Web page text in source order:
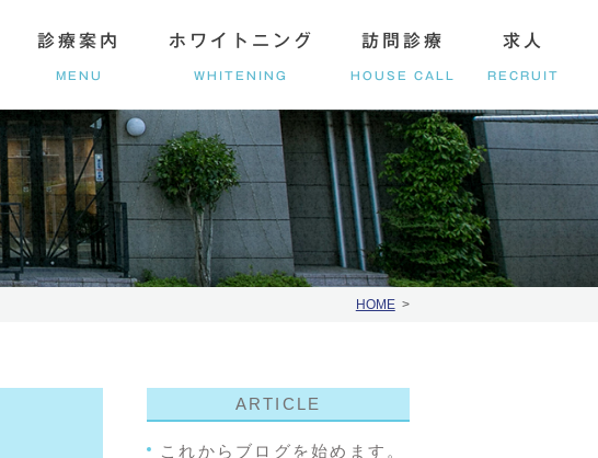
診療案内
MENU
歯を失ってしまった方へ
ホワイトニング
WHITENING
訪問診療
HOUSE CALL
求人
RECRUIT
HOME
ARTICLE
これからブログを始めます。